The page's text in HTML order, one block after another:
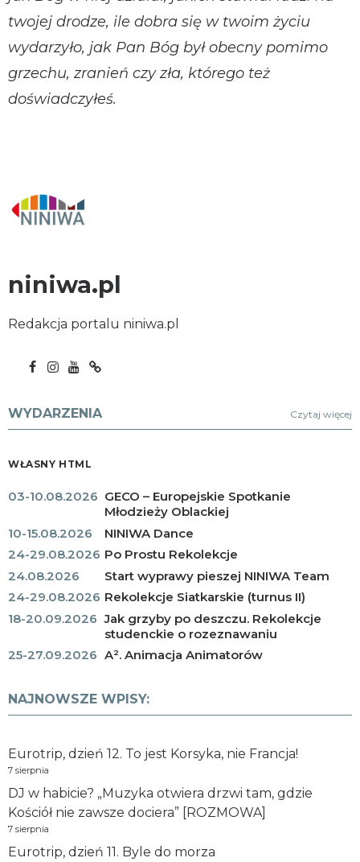
twojej drodze, ile dobra się w twoim życiu
wydarzyło, jak Pan Bóg był obecny pomimo
grzechu, zranień czy zła, którego też
doświadczyłeś.
niniwa.pl
Redakcja portalu niniwa.pl
WYDARZENIA Czytaj więcej
WŁASNY HTML
03-10.08.2026 GECO – Europejskie Spotkanie
Młodzieży Oblackiej
10-15.08.2026
NINIWA Dance
24-29.08.2026 Po Prostu Rekolekcje
24.08.2026
Start wyprawy pieszej NINIWA Team
24-29.08.2026 Rekolekcje Siatkarskie (turnus II)
18-20.09.2026 Jak grzyby po deszczu. Rekolekcje
studenckie o rozeznawaniu
25-27.09.2026 A². Animacja Animatorów
NAJNOWSZE WPISY:
Eurotrip, dzień 12. To jest Korsyka, nie Francja!
7 sierpnia
DJ w habicie? „Muzyka otwiera drzwi tam, gdzie
Kościół nie zawsze dociera” [ROZMOWA]
7 sierpnia
Eurotrip, dzień 11. Byle do morza